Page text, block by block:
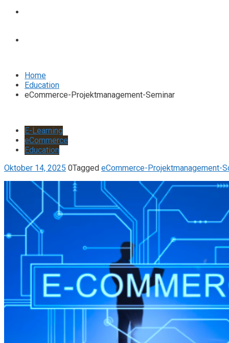
Home
Education
eCommerce-Projektmanagement-Seminar
E-Learning
eCommerce
Education
Oktober 14, 2025 0Tagged eCommerce-Projektmanagement-